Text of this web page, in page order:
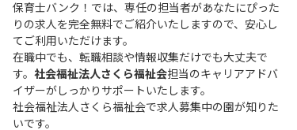
保育士バンク！では、専任の担当者があなたにぴった
りの求人を完全無料でご紹介いたしますので、安心し
てご利用いただけます。
在職中でも、転職相談や情報収集だけでも大丈夫で
す。 社会福祉法人さくら福祉会担当のキャリアアドバ
イザーがしっかりサポートいたします。
社会福祉法人さくら福祉会で求人募集中の園が知りた
いです。